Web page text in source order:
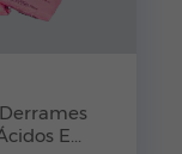
E...